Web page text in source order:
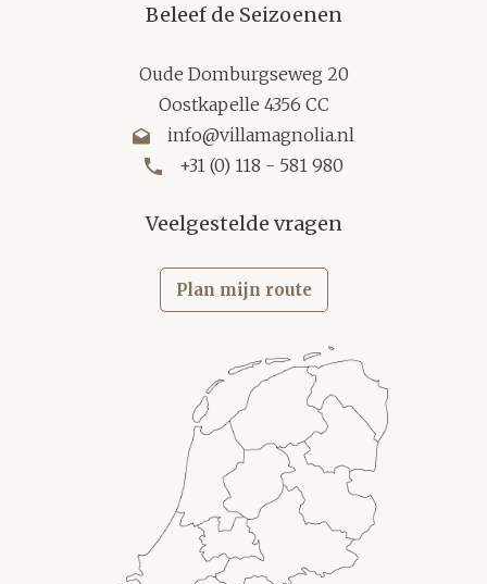
Beleef de Seizoenen
Oude Domburgseweg 20
Oostkapelle 4356 CC
info@villamagnolia.nl
+31 (0) 118 - 581 980
Veelgestelde vragen
Plan mijn route